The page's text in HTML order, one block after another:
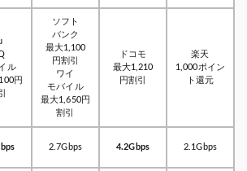
ル
円
ソフト
バンク
最大1,100
円割引
ワイ
モバイル
最大1,650円
割引
ドコモ
最大1,210
円割引
楽天
1,000ポイン
ト還元
2.7Gbps 4.2Gbps 2.1Gbps